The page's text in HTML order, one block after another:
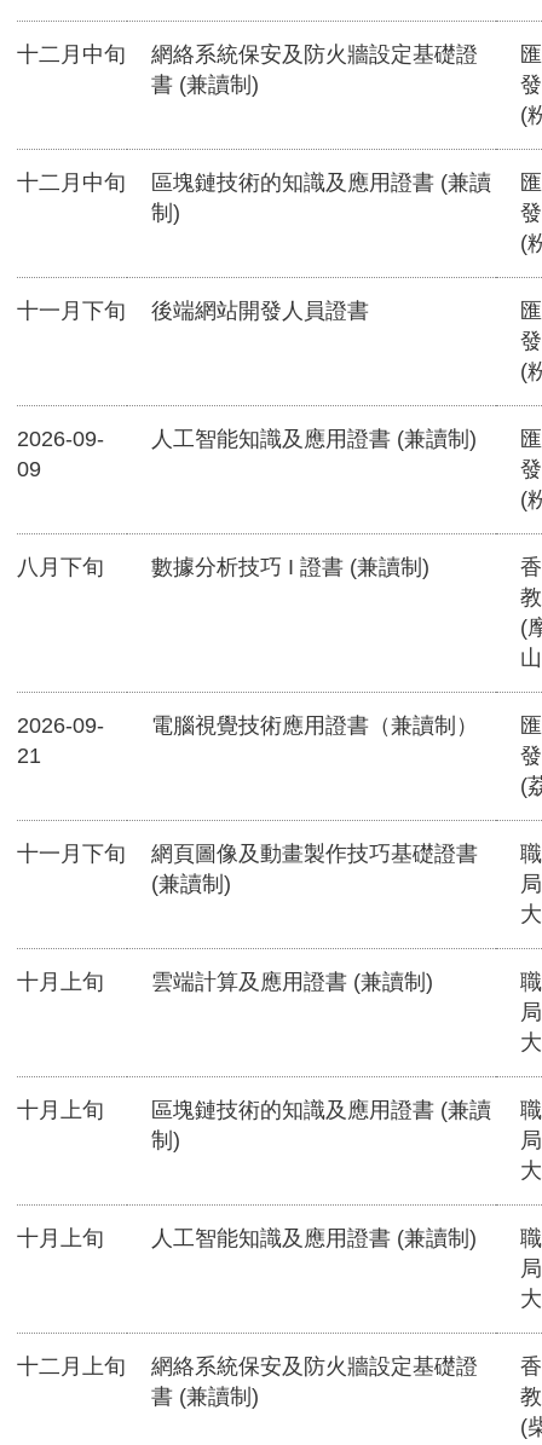
十二月中旬
網絡系統保安及防火牆設定基礎證
書 (兼讀制)
(
十二月中旬
區塊鏈技術的知識及應用證書 (兼讀
制)
(
十一月下旬 後端網站開發人員證書
(
2026-09-
09
人工智能知識及應用證書 (兼讀制)
(
八月下旬 數據分析技巧 I 證書 (兼讀制)
(
2026-09-
21
電腦視覺技術應用證書（兼讀制）
(
十一月下旬
網頁圖像及動畫製作技巧基礎證書
(兼讀制)
十月上旬 雲端計算及應用證書 (兼讀制)
十月上旬
區塊鏈技術的知識及應用證書 (兼讀
制)
十月上旬 人工智能知識及應用證書 (兼讀制)
十二月上旬
網絡系統保安及防火牆設定基礎證
書 (兼讀制)
(